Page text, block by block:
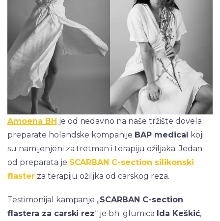
Amoena BH je od nedavno na naše tržište dovela
preparate holandske kompanije BAP medical
koji
su namijenjeni za tretman i terapiju ožiljaka. Jedan
od preparata je SCARBAN C-section silikonski
flasterza terapiju ožiljka od carskog reza.
Testimonijal kampanje „SCARBAN C-section
flastera za carski rez“ je bh. glumica Ida Keškić,